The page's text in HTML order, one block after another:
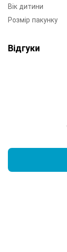
Вік дитини
Розмір пакунку
Відгуки